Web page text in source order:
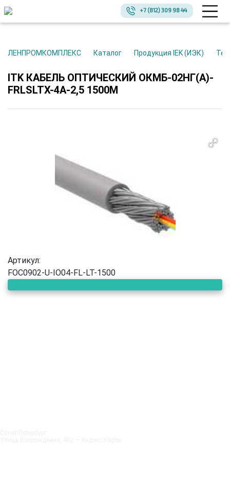
+7 (812) 309 98 44
ЛЕНПРОМКОМПЛЕКС Каталог Продукция IEK (ИЭК)
ITK КАБЕЛЬ ОПТИЧЕСКИЙ ОКМБ-02НГ(А)-
FRLSLTX-4А-2,5 1500М
Артикул:
FOC0902-U-IO04-FL-LT-1500